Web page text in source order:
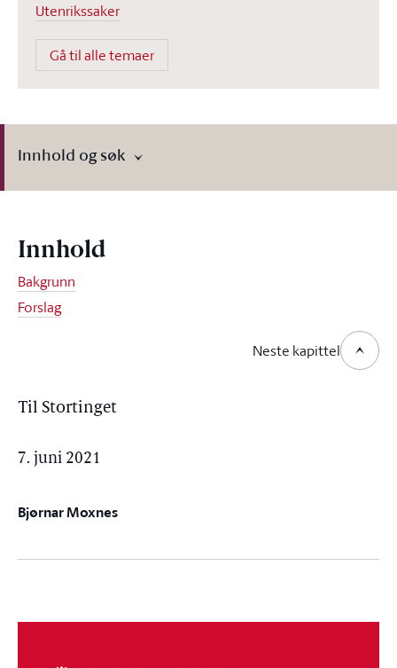
Utenrikssaker
Gå til alle temaer
Innhold og søk
Innhold
Bakgrunn
Forslag
Neste kapittel
Til Stortinget
7. juni 2021
Bjørnar Moxnes